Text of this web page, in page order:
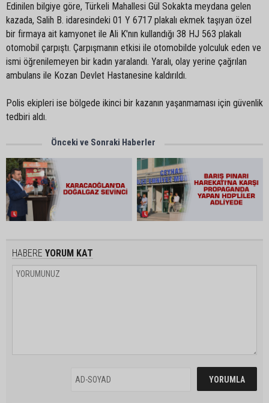
Edinilen bilgiye göre, Türkeli Mahallesi Gül Sokakta meydana gelen
kazada, Salih B. idaresindeki 01 Y 6717 plakalı ekmek taşıyan özel
bir firmaya ait kamyonet ile Ali K'nın kullandığı 38 HJ 563 plakalı
otomobil çarpıştı. Çarpışmanın etkisi ile otomobilde yolculuk eden ve
ismi öğrenilemeyen bir kadın yaralandı. Yaralı, olay yerine çağrılan
ambulans ile Kozan Devlet Hastanesine kaldırıldı.
Polis ekipleri ise bölgede ikinci bir kazanın yaşanmaması için güvenlik
tedbiri aldı.
Önceki ve Sonraki Haberler
HABERE YORUM KAT